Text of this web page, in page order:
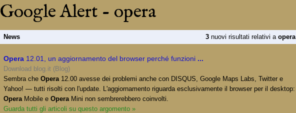
Google Alert - opera
News 3 nuovi risultati relativi a opera
Opera 12.01, un aggiornamento del browser perché funzioni ...
Download blog.it (Blog)
Sembra che Opera 12.00 avesse dei problemi anche con DISQUS, Google Maps Labs, Twitter e
Yahoo! — tutti risolti con l'update. L'aggiornamento riguarda esclusivamente il browser per il desktop:
Opera Mobile e Opera Mini non sembrerebbero coinvolti.
Guarda tutti gli articoli su questo argomento »